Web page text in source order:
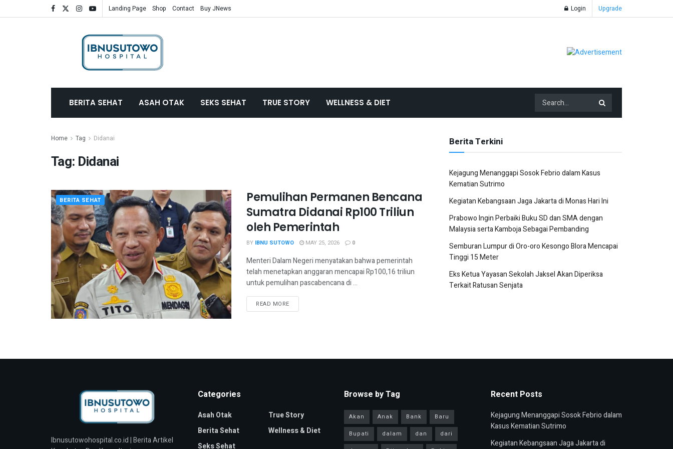
Landing Page Shop Contact Buy JNews Login Upgrade
BERITA SEHAT ASAH OTAK SEKS SEHAT TRUE STORY WELLNESS & DIET
Home Tag Didanai
Tag: Didanai
BERITA SEHAT
Pemulihan Permanen Bencana
Sumatra Didanai Rp100 Triliun
oleh Pemerintah
BY IBNU SUTOWO MAY 25, 2026 0
Menteri Dalam Negeri menyatakan bahwa pemerintah
telah menetapkan anggaran mencapai Rp100,16 triliun
untuk pemulihan pascabencana di ...
READ MORE
Berita Terkini
Kejagung Menanggapi Sosok Febrio dalam Kasus
Kematian Sutrimo
Kegiatan Kebangsaan Jaga Jakarta di Monas Hari Ini
Prabowo Ingin Perbaiki Buku SD dan SMA dengan
Malaysia serta Kamboja Sebagai Pembanding
Semburan Lumpur di Oro-oro Kesongo Blora Mencapai
Tinggi 15 Meter
Eks Ketua Yayasan Sekolah Jaksel Akan Diperiksa
Terkait Ratusan Senjata
Ibnusutowohospital.co.id | Berita Artikel
Categories
Asah Otak
Berita Sehat
Seks Sehat
True Story
Wellness & Diet
Browse by Tag
Akan Anak Bank
Baru
Bupati
dalam dan
dari
Recent Posts
Kejagung Menanggapi Sosok Febrio dalam
Kasus Kematian Sutrimo
Kegiatan Kebangsaan Jaga Jakarta di